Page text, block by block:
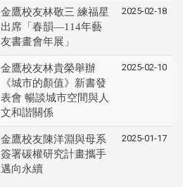
金鷹校友林敬三 練福星
出席「春韻—114年藝
友書畫會年展」
2025-02-18
金鷹校友林貴榮舉辦
《城市的顏值》新書發
表會 暢談城市空間與人
文和諧關係
2025-02-10
金鷹校友陳洋淵與母系
簽署碳權研究計畫攜手
邁向永續
2025-01-17